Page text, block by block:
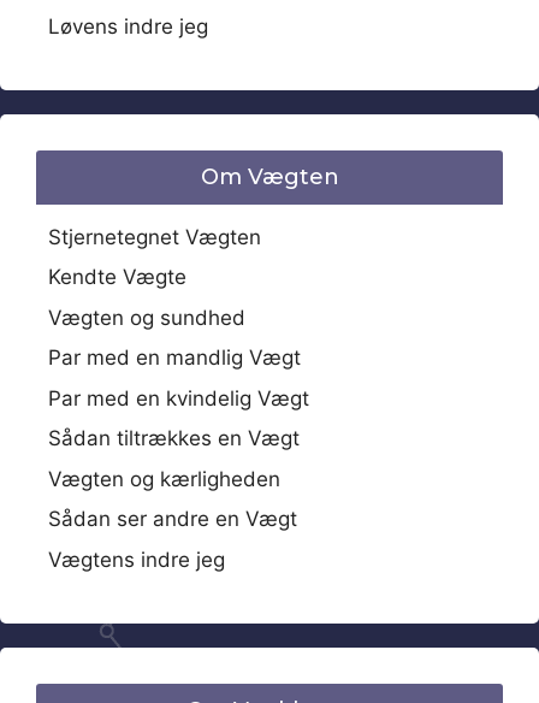
Løvens indre jeg
Om Vægten
Stjernetegnet Vægten
Kendte Vægte
Vægten og sundhed
Par med en mandlig Vægt
Par med en kvindelig Vægt
Sådan tiltrækkes en Vægt
Vægten og kærligheden
Sådan ser andre en Vægt
Vægtens indre jeg